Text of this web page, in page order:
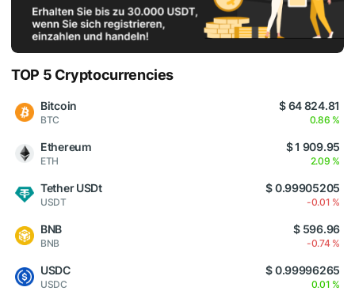
TOP 5 Cryptocurrencies
Bitcoin
BTC
$ 64 824.81
0.86 %
Ethereum
ETH
$ 1 909.95
2.09 %
Tether USDt
USDT
$ 0.99905205
-0.01 %
BNB
BNB
$ 596.96
-0.74 %
USDC
USDC
$ 0.99996265
0.01 %